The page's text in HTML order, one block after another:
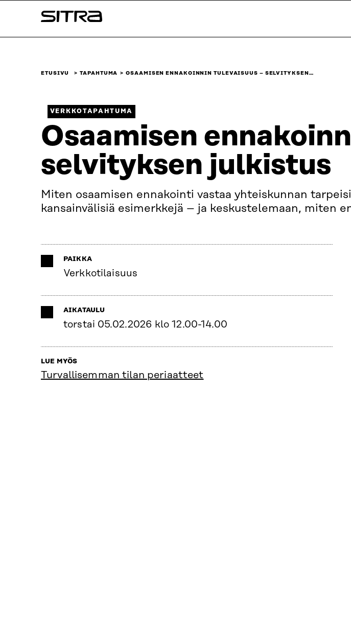
sisältöön
Sitra
ETUSIVU TAPAHTUMA OSAAMISEN ENNAKOINNIN TULEVAISUUS – SELVITYKSEN…
VERKKOTAPAHTUMA
Osaamisen
selvityksen julkistus
Miten osaamisen ennakointi vastaa yhteiskunnan
kansainvälisiä esimerkkejä – ja keskustelemaan, miten
PAIKKA
Verkkotilaisuus
AIKATAULU
torstai 05.02.2026 klo 12.00-14.00
LUE MYÖS
Turvallisemman tilan periaatteet